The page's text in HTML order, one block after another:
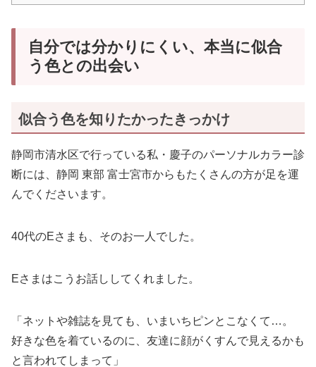
自分では分かりにくい、本当に似合
う色との出会い
似合う色を知りたかったきっかけ
静岡市清水区で行っている私・慶子のパーソナルカラー診
断には、静岡 東部 富士宮市からもたくさんの方が足を運
んでくださいます。
40代のEさまも、そのお一人でした。
Eさまはこうお話ししてくれました。
「ネットや雑誌を見ても、いまいちピンとこなくて…。
好きな色を着ているのに、友達に顔がくすんで見えるかも
と言われてしまって」